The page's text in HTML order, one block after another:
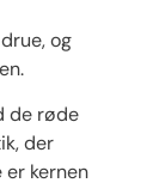
og
de røde
der
kernen